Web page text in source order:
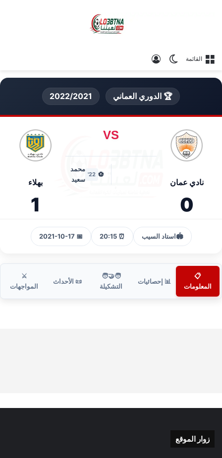
القائمة الوضع المظلم
🏆 الدوري العماني 2022/2021
نادي عمان
0
VS
⚽
22'
محمد
سعيد
بهلاء
1
🏟️استاد السيب ⏰ 20:15
📅 2021-10-17
📋
المعلومات
📊 إحصائيات
🧑‍🤝‍🧑
التشكيلة
📜 الأحداث
⚔️
المواجهات
زوار الموقع